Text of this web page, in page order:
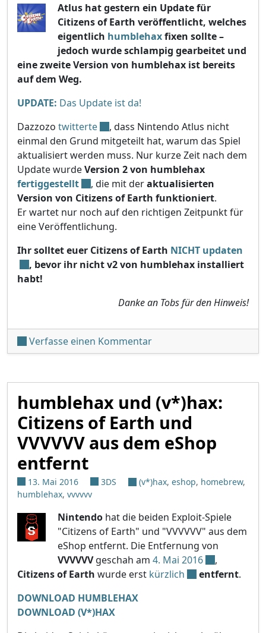
Atlus hat gestern ein Update für
Citizens of Earth veröffentlicht, welches
eigentlich humblehaxfixen sollte –
jedoch wurde schlampig gearbeitet und
eine zweite Version von humblehax ist bereits
auf dem Weg.
UPDATE: Das Update ist da!
Dazzozo twitterte
, dass Nintendo Atlus nicht
einmal den Grund mitgeteilt hat, warum das Spiel
aktualisiert werden muss. Nur kurze Zeit nach dem
Update wurdeVersion 2 von humblehax
fertiggestellt
, die mit deraktualisierten
Version von Citizens of Earth funktioniert.
Er wartet nur noch auf den richtigen Zeitpunkt für
eine Veröffentlichung.
Ihr solltet euer Citizens of Earth NICHT updaten
, bevor ihr nicht v2 von humblehax installiert
habt!
Danke an Tobs für den Hinweis!
Verfasse einen Kommentarunter 'Citizens of Earth
humblehax und (v*)hax:
Citizens of Earth und
VVVVVV aus dem eShop
entfernt
13. Mai 2016 3DS (v*)hax, eshop, homebrew,
humblehax, vvvvvv
Nintendo hat die beiden Exploit-Spiele
"Citizens of Earth" und "VVVVVV" aus dem
eShop entfernt. Die Entfernung von
VVVVVVgeschah am 4. Mai 2016
,
Citizens of Earth wurde erst kürzlich entfernt.
DOWNLOAD HUMBLEHAX
DOWNLOAD (V*)HAX